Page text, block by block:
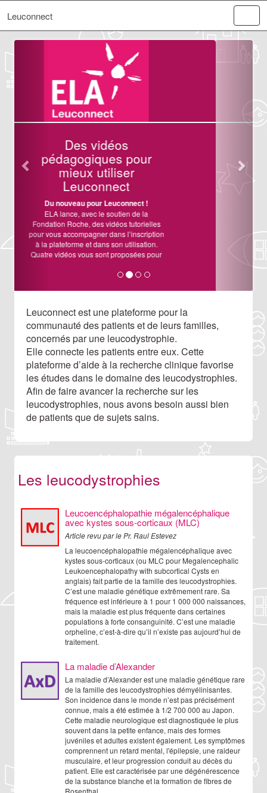
Leuconnect
Bienvenue sur la
plateforme Leuconnect
!
ELA France et ELA International lancent
Leuconnect, une plateforme en ligne
d’aide à la recherche clinique permettant
le recrutement des patients dans des
études et des essais cliniques, contribuant
ainsi àaccélérer la recherche sur les
leucodystrophiesen France et à
l’international.
Leuconnect est une plateforme pour la
communauté des patients et de leurs familles,
concernés par une leucodystrophie.
Elle connecte les patients entre eux. Cette
plateforme d’aide à la recherche clinique favorise
les études dans le domaine des leucodystrophies.
Afin de faire avancer la recherche sur les
leucodystrophies, nous avons besoin aussi bien
de patients que de sujets sains.
Les leucodystrophies
Leucoencéphalopathie mégalencéphalique
avec kystes sous-corticaux (MLC)
Article revu par le Pr. Raul Estevez
La leucoencéphalopathie mégalencéphalique avec
kystes sous-corticaux (ou MLC pour Megalencephalic
Leukoencephalopathy with subcortical Cysts en
anglais) fait partie de la famille des leucodystrophies.
C’est une maladie génétique extrêmement rare. Sa
fréquence est inférieure à 1 pour 1 000 000 naissances,
mais la maladie est plus fréquente dans certaines
populations à forte consanguinité. C’est une maladie
orpheline, c’est-à-dire qu’il n’existe pas aujourd’hui de
traitement.
La maladie d’Alexander
La maladie d’Alexander est une maladie génétique rare
de la famille des leucodystrophies démyélinisantes.
Son incidence dans le monde n’est pas précisément
connue, mais a été estimée à 1/2 700 000 au Japon.
Cette maladie neurologique est diagnostiquée le plus
souvent dans la petite enfance, mais des formes
juvéniles et adultes existent également. Les symptômes
comprennent un retard mental, l'épilepsie, une raideur
musculaire, et leur progression conduit au décès du
patient. Elle est caractérisée par une dégénérescence
de la substance blanche et la formation de fibres de
Rosenthal.